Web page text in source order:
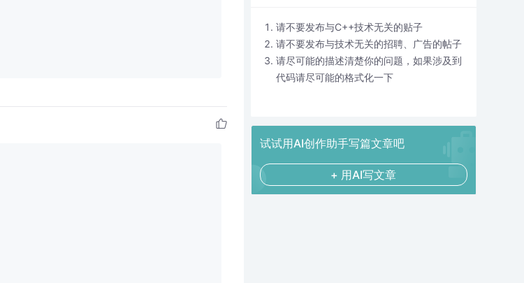
请不要发布与C++技术无关的贴子
请不要发布与技术无关的招聘、广告的帖子
请尽可能的描述清楚你的问题，如果涉及到
代码请尽可能的格式化一下
试试用AI创作助手写篇文章吧
+ 用AI写文章